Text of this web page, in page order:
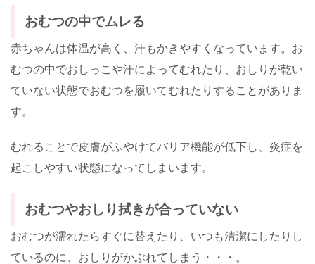
おむつの中でムレる
赤ちゃんは体温が高く、汗もかきやすくなっています。お
むつの中でおしっこや汗によってむれたり、おしりが乾い
ていない状態でおむつを履いてむれたりすることがありま
す。
むれることで皮膚がふやけてバリア機能が低下し、炎症を
起こしやすい状態になってしまいます。
おむつやおしり拭きが合っていない
おむつが濡れたらすぐに替えたり、いつも清潔にしたりし
ているのに、おしりがかぶれてしまう・・・。